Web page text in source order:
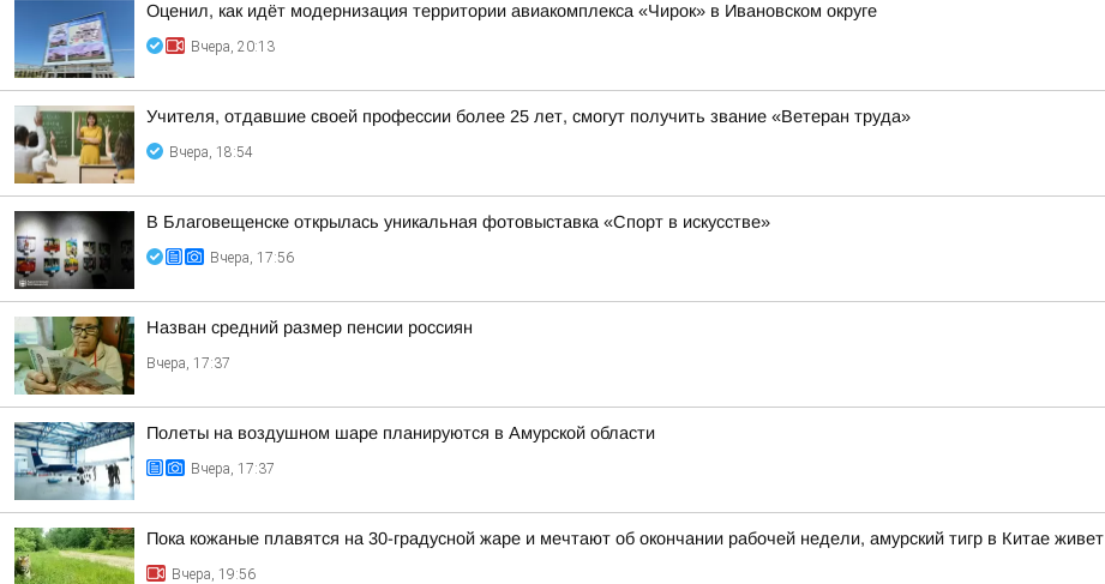
Оценил, как идёт модернизация территории авиакомплекса «Чирок» в Ивановском округе
Вчера, 20:13
Учителя, отдавшие своей профессии более 25 лет, смогут получить звание «Ветеран труда»
Вчера, 18:54
В Благовещенске открылась уникальная фотовыставка «Спорт в искусстве»
Вчера, 17:56
Назван средний размер пенсии россиян
Вчера, 17:37
Полеты на воздушном шаре планируются в Амурской области
Вчера, 17:37
Пока кожаные плавятся на 30-градусной жаре и мечтают об окончании рабочей недели, амурский тигр в Китае
Вчера, 19:56